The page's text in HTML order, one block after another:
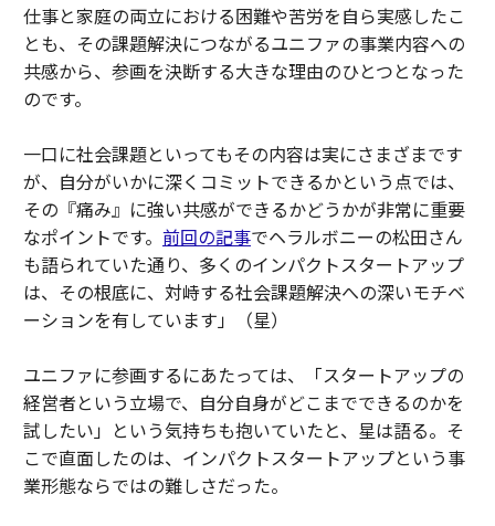
仕事と家庭の両立における困難や苦労を自ら実感したこ
とも、その課題解決につながるユニファの事業内容への
共感から、参画を決断する大きな理由のひとつとなった
のです。
一口に社会課題といってもその内容は実にさまざまです
が、自分がいかに深くコミットできるかという点では、
その『痛み』に強い共感ができるかどうかが非常に重要
なポイントです。 前回の記事でヘラルボニーの松田さん
も語られていた通り、多くのインパクトスタートアップ
は、その根底に、対峙する社会課題解決への深いモチベ
ーションを有しています」（星）
ユニファに参画するにあたっては、「スタートアップの
経営者という立場で、自分自身がどこまでできるのかを
試したい」という気持ちも抱いていたと、星は語る。そ
こで直面したのは、インパクトスタートアップという事
業形態ならではの難しさだった。